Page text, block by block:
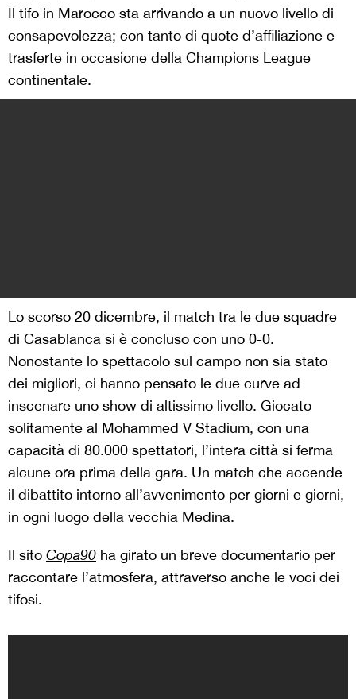
Il tifo in Marocco sta arrivando a un nuovo livello di
consapevolezza; con tanto di quote d’affiliazione e
trasferte in occasione della Champions League
continentale.
Lo scorso 20 dicembre, il match tra le due squadre
di Casablanca si è concluso con uno 0-0.
Nonostante lo spettacolo sul campo non sia stato
dei migliori, ci hanno pensato le due curve ad
inscenare uno show di altissimo livello. Giocato
solitamente al Mohammed V Stadium, con una
capacità di 80.000 spettatori, l’intera città si ferma
alcune ora prima della gara. Un match che accende
il dibattito intorno all’avvenimento per giorni e giorni,
in ogni luogo della vecchia Medina.
Il sito Copa90 ha girato un breve documentario per
raccontare l’atmosfera, attraverso anche le voci dei
tifosi.